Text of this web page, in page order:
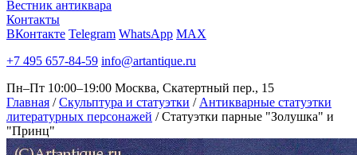
Вестник антиквара
Контакты
ВКонтакте Telegram WhatsApp MAX
+7 495 657-84-59 info@artantique.ru
Пн–Пт 10:00–19:00 Москва, Скатертный пер., 15
Главная / Скульптура и статуэтки / Антикварные статуэтки
литературных персонажей / Статуэтки парные "Золушка" и
"Принц"